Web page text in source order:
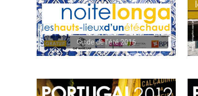
Guide de l'été 2016